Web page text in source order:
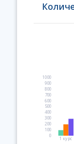
1 курс
0
100
200
300
400
500
600
700
800
900
1000